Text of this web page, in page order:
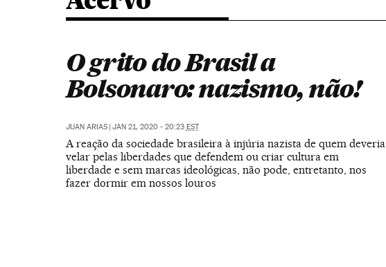
O grito do Brasil a
Bolsonaro: nazismo, não!
JUAN ARIAS | JAN 21, 2020 - 20:23 EST
A reação da sociedade brasileira à injúria nazista de quem deveria
velar pelas liberdades que defendem ou criar cultura em
liberdade e sem marcas ideológicas, não pode, entretanto, nos
fazer dormir em nossos louros